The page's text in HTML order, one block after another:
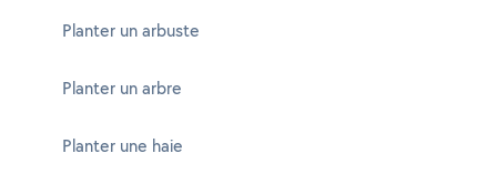
Planter un arbuste
Planter un arbre
Planter une haie